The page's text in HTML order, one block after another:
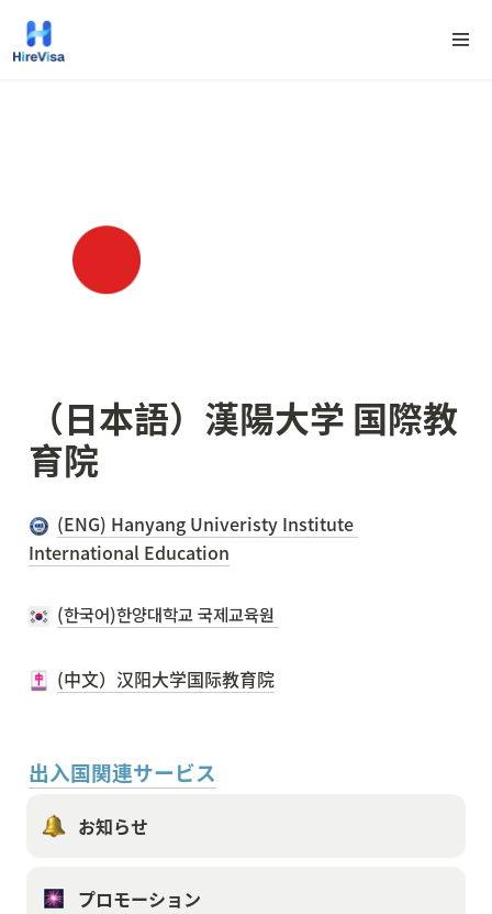
（日本語）漢陽大学 国際教
育院
(ENG) Hanyang Univeristy Institute
International Education
(한국어)한양대학교 국제교육원
(中文）汉阳大学国际教育院
出入国関連サービス
お知らせ
プロモーション